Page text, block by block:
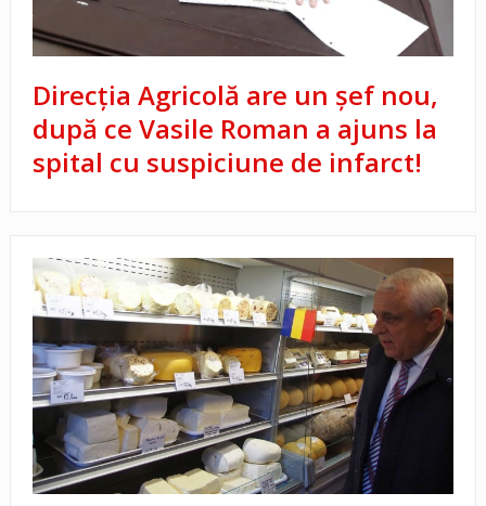
Direcţia Agricolă are un şef nou,
după ce Vasile Roman a ajuns la
spital cu suspiciune de infarct!